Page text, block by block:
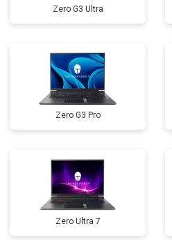
Замена северного моста
Zero G3 Ultra
Zero G3 Pro
Zero Ultra 7